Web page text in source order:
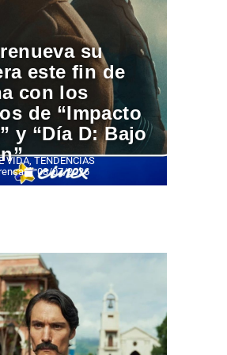
su
este fin de
con los
de “Impacto
y “Día D: Bajo
VIDA,TENDENCIAS
08/07/2026